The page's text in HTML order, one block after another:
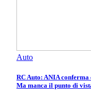
Auto
RC Auto: ANIA
Ma manca il punto di